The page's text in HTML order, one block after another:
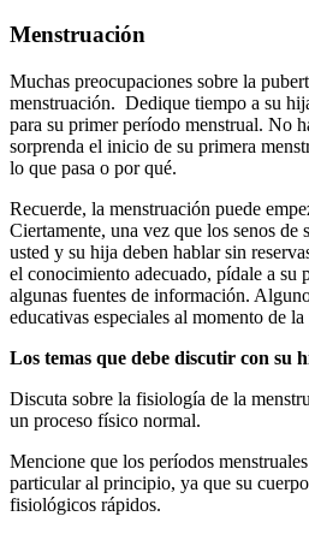
Menstruación
Muchas preocupaciones sobre la
menstruación. Dedique tiempo a su
para su primer período menstrual. No
sorprenda el inicio de su primera
lo que pasa o por qué.
Recuerde, la menstruación puede
Ciertamente, una vez que los senos de
usted y su hija deben hablar sin
el conocimiento adecuado, pídale a su
algunas fuentes de información.
educativas especiales al momento de la
Los temas que debe discutir con su
Discuta sobre la fisiología de la
un proceso físico normal.
Mencione que los períodos
particular al principio, ya que su
fisiológicos rápidos.